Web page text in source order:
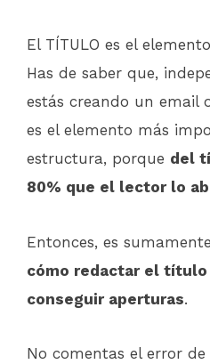
El TÍTULO es el
Has de saber que,
estás creando un email
es el elemento más
estructura, porque del
80% que el lector lo
Entonces, es
cómo redactar el
conseguir aperturas.
No comentas el error